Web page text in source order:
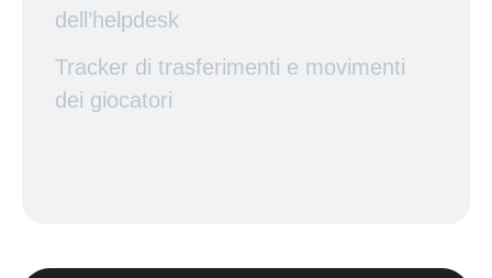
dell’helpdesk
Tracker di trasferimenti e movimenti
dei giocatori